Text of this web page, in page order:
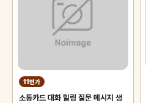
11번가
소통카드 대화 힐링 질문 메시지 생